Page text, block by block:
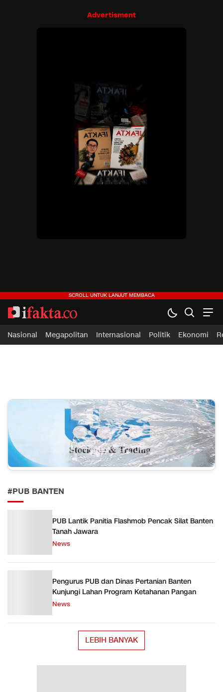
Advertisment
ifakta.co
#pastibenar
Nasional Megapolitan Internasional Politik Ekonomi
#PUB BANTEN
PUB Lantik Panitia Flashmob Pencak Silat Banten
Tanah Jawara
News
Pengurus PUB dan Dinas Pertanian Banten
Kunjungi Lahan Program Ketahanan Pangan
News
LEBIH BANYAK